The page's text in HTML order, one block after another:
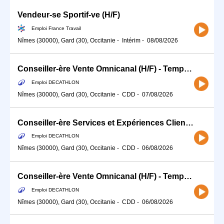
Vendeur-se Sportif-ve (H/F)
Emploi France Travail
Nîmes (30000), Gard (30), Occitanie - Intérim - 08/08/2026
Conseiller-ère Vente Omnicanal (H/F) - Temps partiel
Emploi DECATHLON
Nîmes (30000), Gard (30), Occitanie - CDD - 07/08/2026
Conseiller-ère Services et Expériences Client (H/F) - Temps partiel
Emploi DECATHLON
Nîmes (30000), Gard (30), Occitanie - CDD - 06/08/2026
Conseiller-ère Vente Omnicanal (H/F) - Temps partiel
Emploi DECATHLON
Nîmes (30000), Gard (30), Occitanie - CDD - 06/08/2026